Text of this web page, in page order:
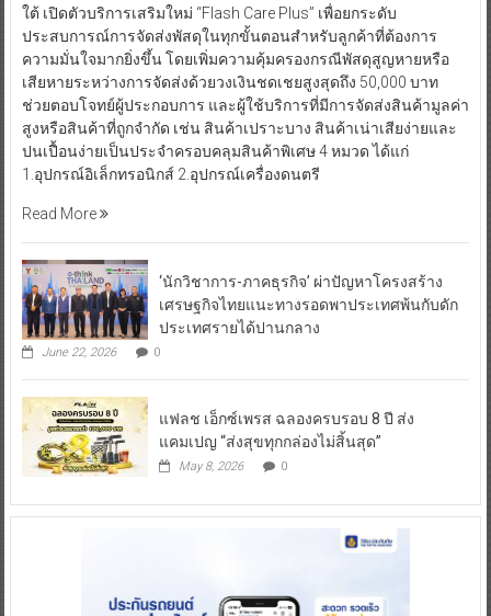
ใต้ เปิดตัวบริการเสริมใหม่ “Flash Care Plus” เพื่อยกระดับ
ประสบการณ์การจัดส่งพัสดุในทุกขั้นตอนสำหรับลูกค้าที่ต้องการ
ความมั่นใจมากยิ่งขึ้น โดยเพิ่มความคุ้มครองกรณีพัสดุสูญหายหรือ
เสียหายระหว่างการจัดส่งด้วยวงเงินชดเชยสูงสุดถึง 50,000 บาท
ช่วยตอบโจทย์ผู้ประกอบการ และผู้ใช้บริการที่มีการจัดส่งสินค้ามูลค่า
สูงหรือสินค้าที่ถูกจำกัด เช่น สินค้าเปราะบาง สินค้าเน่าเสียง่ายและ
ปนเปื้อนง่ายเป็นประจำครอบคลุมสินค้าพิเศษ 4 หมวด ได้แก่
1.อุปกรณ์อิเล็กทรอนิกส์ 2.อุปกรณ์เครื่องดนตรี
Read More
‘นักวิชาการ-ภาคธุรกิจ’ ผ่าปัญหาโครงสร้าง
เศรษฐกิจไทยแนะทางรอดพาประเทศพ้นกับดัก
ประเทศรายได้ปานกลาง
June 22, 2026 0
แฟลช เอ็กซ์เพรส ฉลองครบรอบ 8 ปี ส่ง
แคมเปญ “ส่งสุขทุกกล่องไม่สิ้นสุด”
May 8, 2026 0